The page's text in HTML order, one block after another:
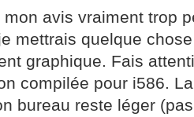
avis vraiment trop
mettrais quelque
graphique. Fais
compilée pour i586.
bureau reste léger